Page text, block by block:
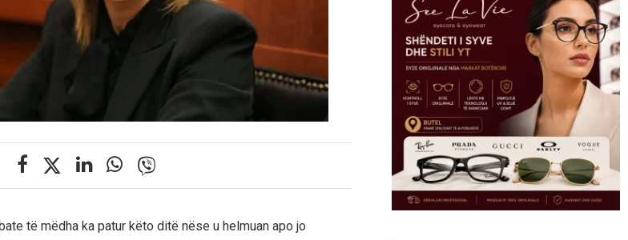
të mëdha ka patur këto ditë nëse u helmuan apo jo